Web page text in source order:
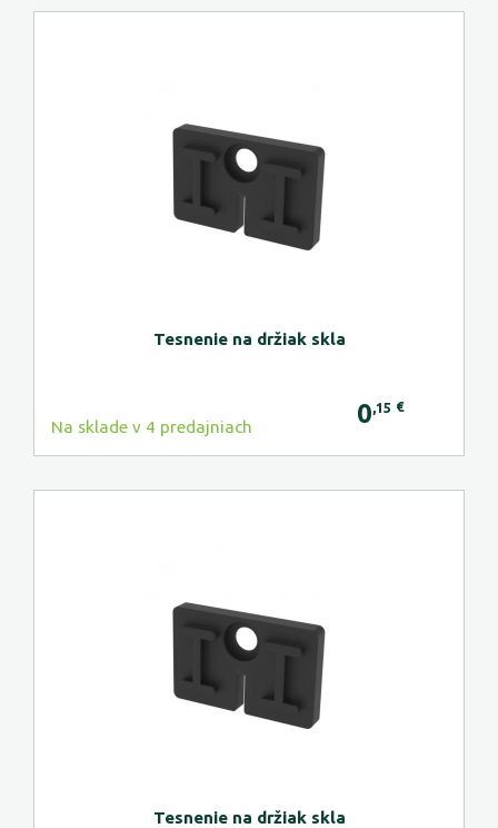
Tesnenie na držiak skla
Na sklade v 4 predajniach 0 ,15 €
Tesnenie na držiak skla